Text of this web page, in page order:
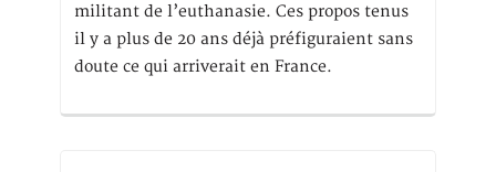
militant de l’euthanasie. Ces propos tenus
il y a plus de 20 ans déjà préfiguraient sans
doute ce qui arriverait en France.